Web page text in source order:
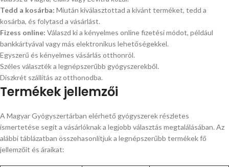
Tedd a kosárba: Miután kiválasztottad a kívánt terméket, tedd a
kosárba, és folytasd a vásárlást.
Fizess online: Válaszd ki a kényelmes online fizetési módot, például
bankkártyával vagy más elektronikus lehetőségekkel.
Egyszerű és kényelmes vásárlás otthonról.
Széles választék a legnépszerűbb gyógyszerekből.
Diszkrét szállítás az otthonodba.
Termékek jellemzői
A Magyar Gyógyszertárban elérhető gyógyszerek részletes
ismertetése segít a vásárlóknak a legjobb választás megtalálásában. Az
alábbi táblázatban összehasonlítjuk a legnépszerűbb termékek fő
jellemzőit és áraikat: